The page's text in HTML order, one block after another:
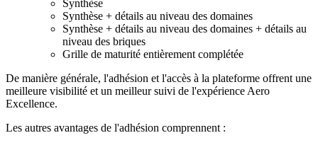
Synthèse
Synthèse + détails au niveau des domaines
Synthèse + détails au niveau des domaines + détails au
niveau des briques
Grille de maturité entièrement complétée
De manière générale, l'adhésion et l'accès à la plateforme offrent une
meilleure visibilité et un meilleur suivi de l'expérience Aero
Excellence.
Les autres avantages de l'adhésion comprennent :